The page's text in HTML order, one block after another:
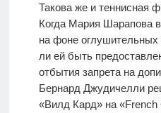
Такова же и теннисная
Когда Мария Шарапова
на фоне
ли ей быть
отбытия запрета на
Бернард Джудичелли
«Вилд Кард» на «French